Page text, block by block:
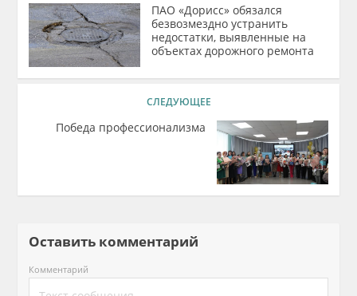
ПАО «Дорисс» обязался
безвозмездно устранить
недостатки, выявленные на
объектах дорожного ремонта
СЛЕДУЮЩЕЕ
Победа профессионализма
Оставить комментарий
Комментарий